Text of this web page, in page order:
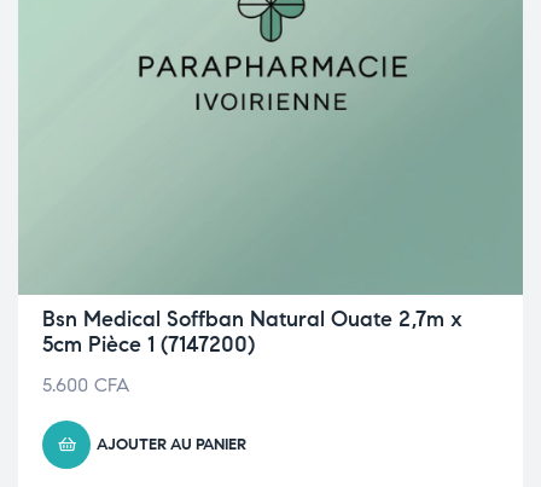
Bsn Medical Soffban Natural Ouate 2,7m x
5cm Pièce 1 (7147200)
5.600 CFA
AJOUTER AU PANIER